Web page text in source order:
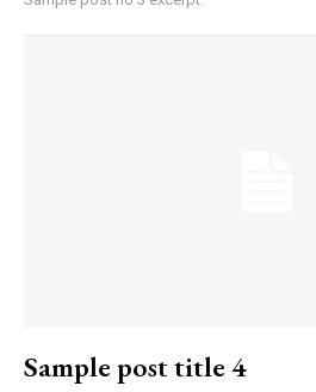
Sample post title 4